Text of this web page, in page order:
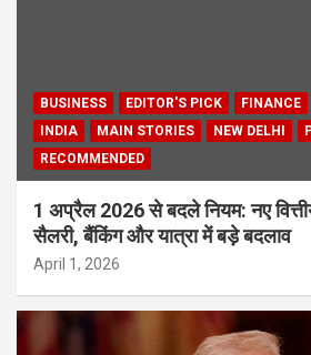
BUSINESS EDITOR'S PICK FINANCE
INDIA
MAIN STORIES NEW DELHI
RECOMMENDED
1 अप्रैल 2026 से बदले नियम: नए
सैलरी, बैंकिंग और यात्रा में बड़े बदलाव
April 1, 2026